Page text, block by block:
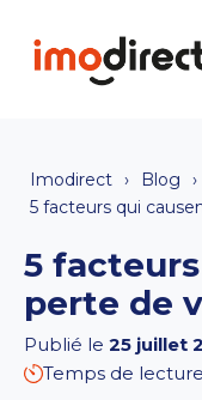
Imodirect
Blog
5 facteurs qui
5
perte de
Publié le 25 juillet
Temps de